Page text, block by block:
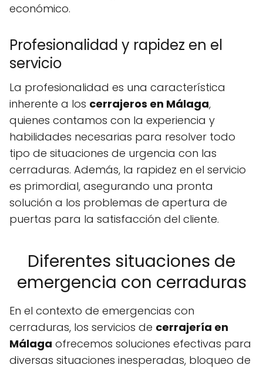
económico.
Profesionalidad y rapidez en el
servicio
La profesionalidad es una característica
inherente a los cerrajeros en Málaga,
quienes contamos con la experiencia y
habilidades necesarias para resolver todo
tipo de situaciones de urgencia con las
cerraduras. Además, la rapidez en el servicio
es primordial, asegurando una pronta
solución a los problemas de apertura de
puertas para la satisfacción del cliente.
Diferentes situaciones de
emergencia con cerraduras
En el contexto de emergencias con
cerraduras, los servicios de cerrajería en
Málaga ofrecemos soluciones efectivas para
diversas situaciones inesperadas, bloqueo de